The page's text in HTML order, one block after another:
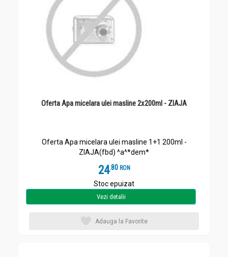
Oferta Apa micelara ulei masline 2x200ml - ZIAJA
Oferta Apa micelara ulei masline 1+1 200ml -
ZIAJA(fbd) ^a^*dem*
24.8 RON
Stoc epuizat
Vezi detalii
Adauga la Favorite